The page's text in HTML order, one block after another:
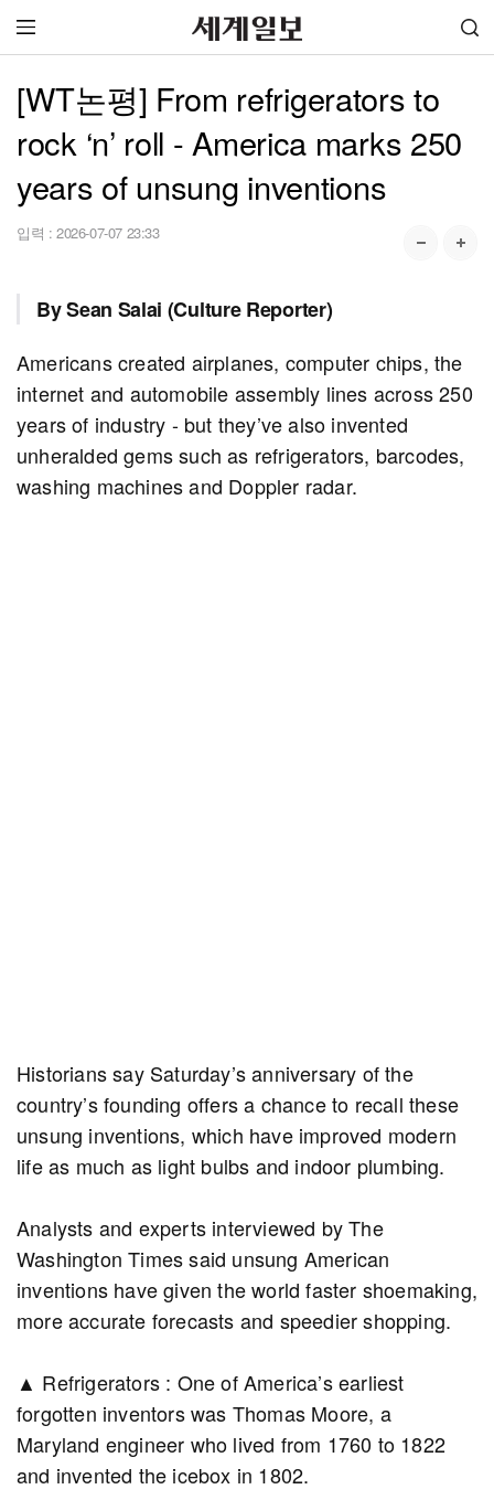
[WT논평] From refrigerators to
rock ‘n’ roll - America marks 250
years of unsung inventions
입력 : 2026-07-07 23:33
By Sean Salai (Culture Reporter)
Americans created airplanes, computer chips, the
internet and automobile assembly lines across 250
years of industry - but they’ve also invented
unheralded gems such as refrigerators, barcodes,
washing machines and Doppler radar.
Historians say Saturday’s anniversary of the
country’s founding offers a chance to recall these
unsung inventions, which have improved modern
life as much as light bulbs and indoor plumbing.
Analysts and experts interviewed by The
Washington Times said unsung American
inventions have given the world faster shoemaking,
more accurate forecasts and speedier shopping.
▲ Refrigerators : One of America’s earliest
forgotten inventors was Thomas Moore, a
Maryland engineer who lived from 1760 to 1822
and invented the icebox in 1802.